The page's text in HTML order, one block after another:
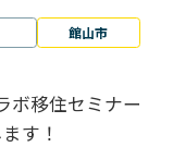
館山市
ボ移住セミナー
す！